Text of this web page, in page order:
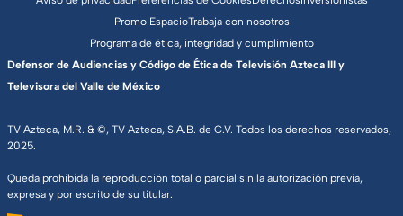
TV Azteca, M.R. & ©, TV Azteca, S.A.B. de C.V. Todos los derechos reservados,
2025.
Queda prohibida la reproducción total o parcial sin la autorización previa,
expresa y por escrito de su titular.
Promo EspacioTrabaja con nosotros
Programa de ética, integridad y cumplimiento
Defensor de Audiencias y Código de Ética de Televisión Azteca III y
Televisora del Valle de México